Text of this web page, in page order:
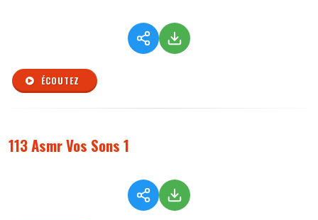
ÉCOUTEZ
113 Asmr Vos Sons 1